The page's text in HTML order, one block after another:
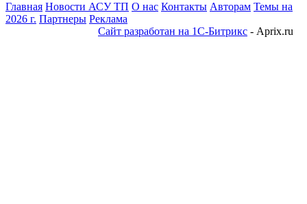
Главная Новости АСУ ТП О нас Контакты Авторам Темы на
2026 г. Партнеры Реклама
Сайт разработан на 1С-Битрикс - Aprix.ru